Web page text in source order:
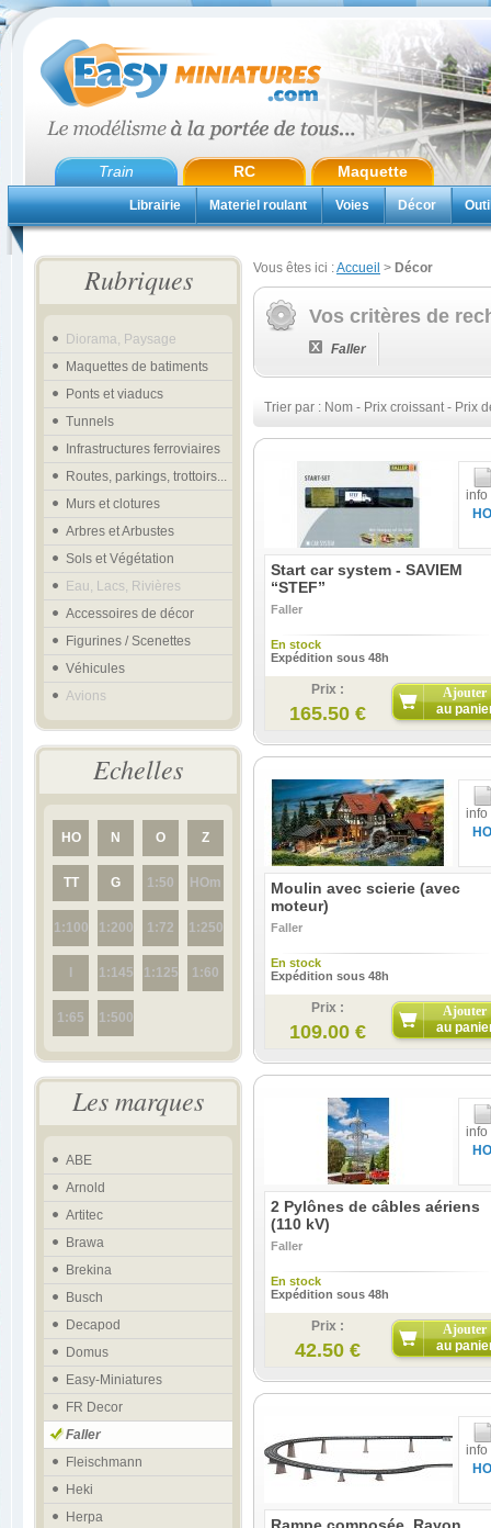
Train RC Maquette
Librairie Materiel roulant Voies Décor
Rubriques
Diorama, Paysage
Maquettes de batiments
Ponts et viaducs
Tunnels
Infrastructures ferroviaires
Routes, parkings, trottoirs...
Murs et clotures
Arbres et Arbustes
Sols et Végétation
Eau, Lacs, Rivières
Accessoires de décor
Figurines / Scenettes
Véhicules
Avions
Echelles
HO N O Z
TT G 1:50 HOm
1:100 1:200 1:72 1:250
1:145 1:125 1:60
1:65 1:500
Les marques
ABE
Arnold
Artitec
Brawa
Brekina
Busch
Decapod
Domus
Easy-Miniatures
FR Decor
Faller
Fleischmann
Heki
Herpa
Vous êtes ici :Accueil > Décor
Vos critères de
Faller
Trier par : Nom - Prix croissant- Prix
info
HO
Start car system - SAVIEM
“STEF”
Faller
En stock
Expédition sous 48h
Prix :
165.50 €
Ajouter
au
info
HO
Moulin avec scierie (avec
moteur)
Faller
En stock
Expédition sous 48h
Prix :
109.00 €
Ajouter
au
info
HO
2 Pylônes de câbles aériens
(110 kV)
Faller
En stock
Expédition sous 48h
Prix :
42.50 €
Ajouter
au
info
HO